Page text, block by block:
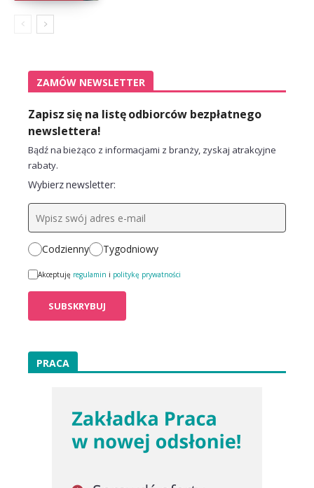
ZAMÓW NEWSLETTER
Zapisz się na listę odbiorców bezpłatnego
newslettera!
Bądź na bieżąco z informacjami z branży, zyskaj atrakcyjne
rabaty.
Wybierz newsletter:
Codzienny Tygodniowy
Akceptuję regulamin i politykę prywatności
PRACA